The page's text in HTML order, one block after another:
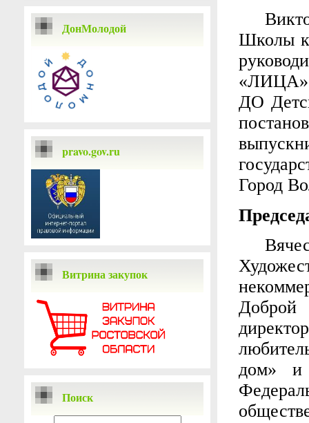
ДонМолодой
pravo.gov.ru
Витрина закупок
Поиск
Школы
ДО
Город
Доброй
дом» и